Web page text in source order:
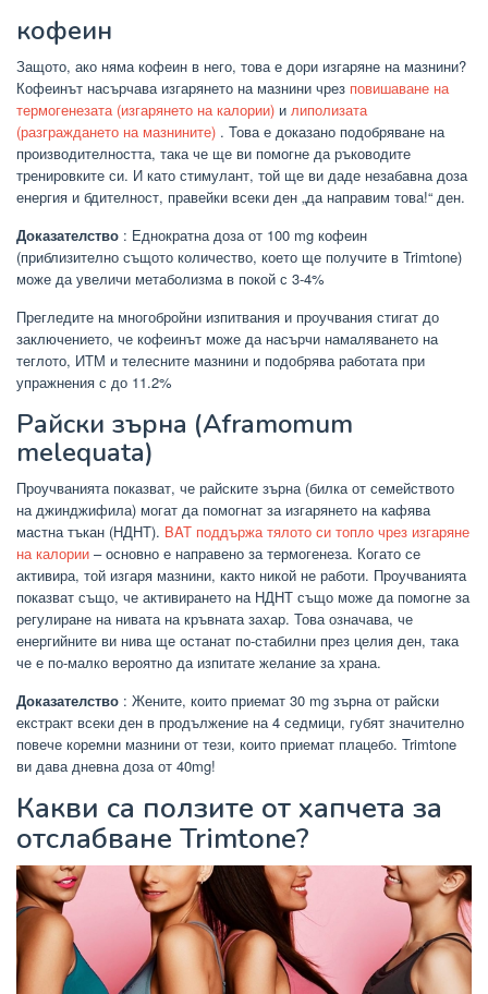
кофеин
Защото, ако няма кофеин в него, това е дори изгаряне на мазнини?
Кофеинът насърчава изгарянето на мазнини чрез повишаване на
термогенезата (изгарянето на калории) и липолизата
(разграждането на мазнините) . Това е доказано подобряване на
производителността, така че ще ви помогне да ръководите
тренировките си. И като стимулант, той ще ви даде незабавна доза
енергия и бдителност, правейки всеки ден „да направим това!“ ден.
Доказателство : Еднократна доза от 100 mg кофеин
(приблизително същото количество, което ще получите в Trimtone)
може да увеличи метаболизма в покой с 3-4%
Прегледите на многобройни изпитвания и проучвания стигат до
заключението, че кофеинът може да насърчи намаляването на
теглото, ИТМ и телесните мазнини и подобрява работата при
упражнения с до 11.2%
Райски зърна (Aframomum
melequata)
Проучванията показват, че райските зърна (билка от семейството
на джинджифила) могат да помогнат за изгарянето на кафява
мастна тъкан (НДНТ). BAT поддържа тялото си топло чрез изгаряне
на калории – основно е направено за термогенеза. Когато се
активира, той изгаря мазнини, както никой не работи. Проучванията
показват също, че активирането на НДНТ също може да помогне за
регулиране на нивата на кръвната захар. Това означава, че
енергийните ви нива ще останат по-стабилни през целия ден, така
че е по-малко вероятно да изпитате желание за храна.
Доказателство : Жените, които приемат 30 mg зърна от райски
екстракт всеки ден в продължение на 4 седмици, губят значително
повече коремни мазнини от тези, които приемат плацебо. Trimtone
ви дава дневна доза от 40mg!
Какви са ползите от хапчета за
отслабване Trimtone?